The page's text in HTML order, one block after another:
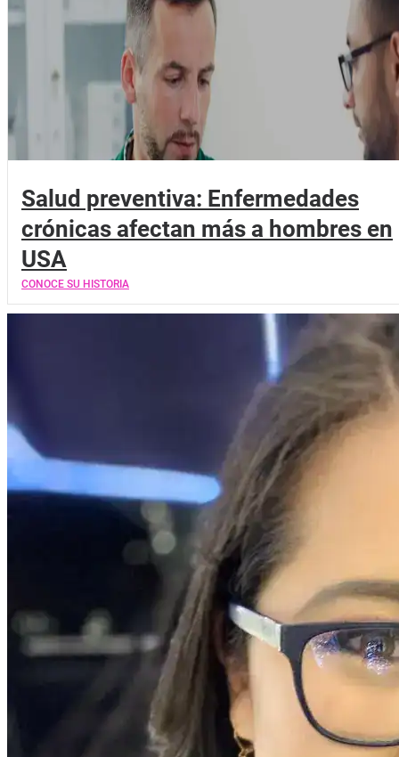
Salud preventiva: Enfermedades
crónicas afectan más a hombres en
USA
CONOCE SU HISTORIA